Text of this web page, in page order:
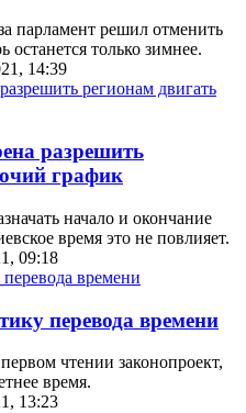
парламент решил отменить
останется только зимнее.
14:39
разрешить
график
начало и окончание
время это не повлияет.
09:18
перевода времени
чтении законопроект,
время.
13:23